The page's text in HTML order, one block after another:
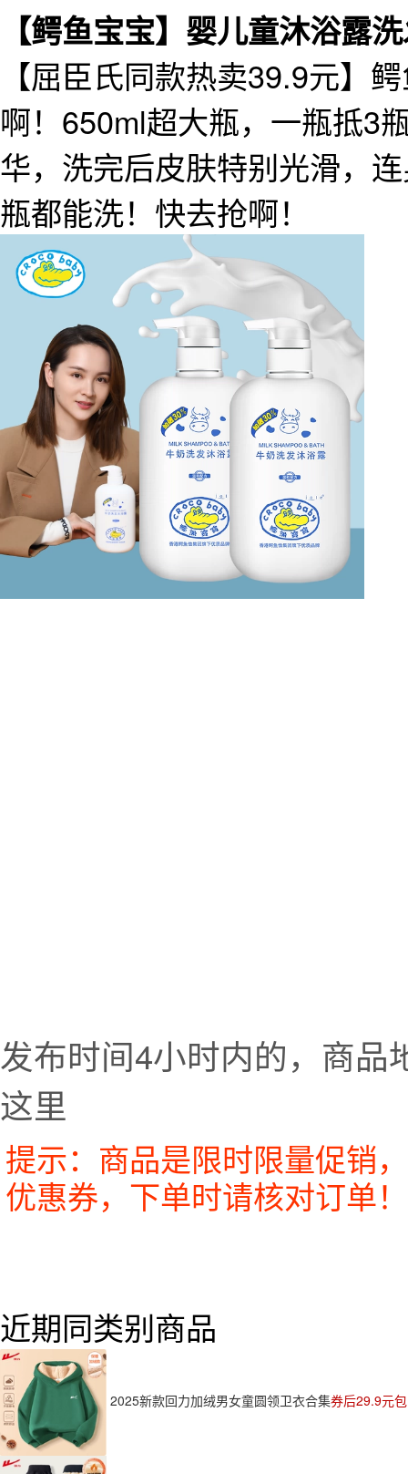
【鳄鱼宝宝】婴儿童沐浴露
【屈臣氏同款热卖39.9元】
啊！650ml超大瓶，一瓶抵3
华，洗完后皮肤特别光滑，
瓶都能洗！快去抢啊！
发布时间4小时内的，商品
这里
提示：商品是限时限量促销
优惠券，下单时请核对订单！
近期同类别商品
2025新款回力加绒男女童圆领卫衣合集券后29.9元